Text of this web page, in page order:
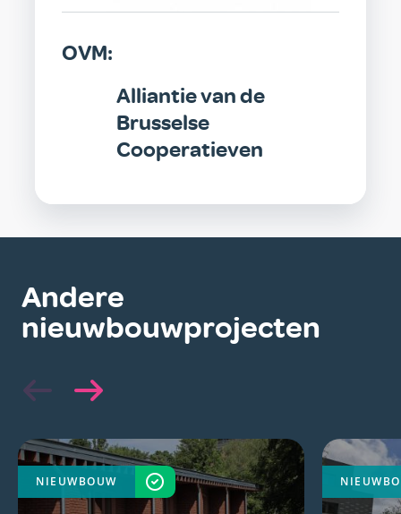
OVM:
Alliantie van de
Brusselse
Cooperatieven
Andere
nieuwbouwprojecten
NIEUWBOUW VOLTOOID